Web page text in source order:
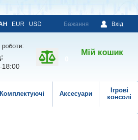
EUR USD Бажання Вхід
роботи:
Мій кошик
Комплектуючі Аксесуари
Ігрові
консолі